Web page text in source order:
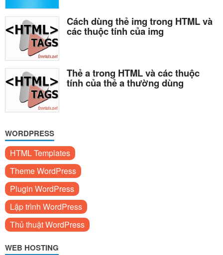
Cách dùng thẻ img trong HTML và
các thuộc tính của img
Thẻ a trong HTML và các thuộc
tính của thẻ a thường dùng
WORDPRESS
HTML Templates
Theme WordPress
Plugin WordPress
Lập trình WordPress
Thủ thuật WordPress
WEB HOSTING